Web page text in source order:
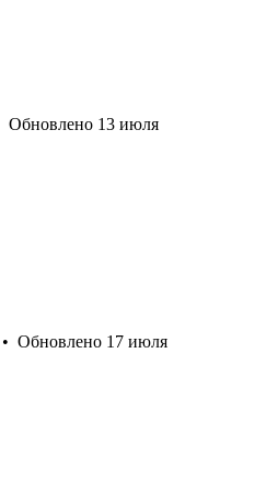
Обновлено 13 июля
• Обновлено 17 июля